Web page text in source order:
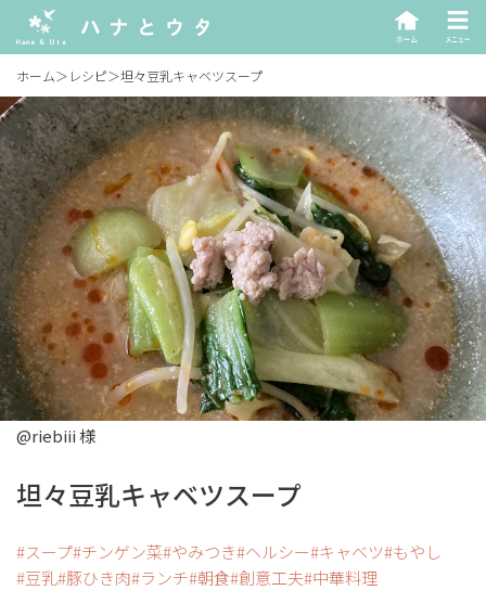
ホーム＞ レシピ＞坦々豆乳キャベツスープ
@riebiii 様
坦々豆乳キャベツスープ
スープ チンゲン菜 やみつき ヘルシー キャベツ もやし
豆乳 豚ひき肉 ランチ 朝食 創意工夫 中華料理